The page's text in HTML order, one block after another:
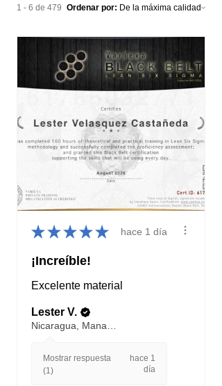
1 - 6 de 479 Ordenar por:
★ ★ ★ ★ ★ hace 1 día
¡Increíble!
Excelente material
Lester V.
Nicaragua, Managua
Mostrar respuesta
(1)
hace 1
día